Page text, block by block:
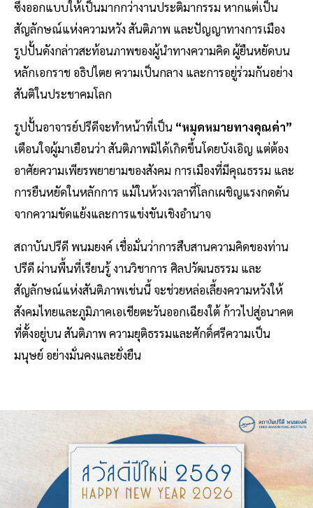
ซึ่งออกแบบให้เป็นมากกว่างานประติมากรรม หากแต่เป็น
สัญลักษณ์แห่งความหวัง สันติภาพ และปัญญาทางการเมือง
รูปปั้นดังกล่าวสะท้อนภาพของผู้นำทางความคิด ผู้ยืนหยัดบน
หลักเอกราช อธิปไตย ความเป็นกลาง และการอยู่ร่วมกันอย่าง
สันติในประชาคมโลก
รูปปั้นอาจารย์ปรีดีจะทำหน้าที่เป็น “หมุดหมายทางคุณค่า”
เตือนใจผู้มาเยือนว่า สันติภาพมิได้เกิดขึ้นโดยบังเอิญ แต่ต้อง
อาศัยความเพียรพยายามของสังคม การเมืองที่มีคุณธรรม และ
การยืนหยัดในหลักการ แม้ในห้วงเวลาที่โลกเผชิญแรงกดดัน
จากความขัดแย้งและการแข่งขันเชิงอำนาจ
สถาบันปรีดี พนมยงค์ เชื่อมั่นว่าการสืบสานความคิดของท่าน
ปรีดี ผ่านพื้นที่เรียนรู้ งานวิชาการ ศิลปวัฒนธรรม และ
สัญลักษณ์แห่งสันติภาพเช่นนี้ จะช่วยหล่อเลี้ยงความหวังให้
สังคมไทยและภูมิภาคเอเชียตะวันออกเฉียงใต้ ก้าวไปสู่อนาคต
ที่ตั้งอยู่บน สันติภาพ ความยุติธรรมและศักดิ์ศรีความเป็น
มนุษย์ อย่างมั่นคงและยั่งยืน